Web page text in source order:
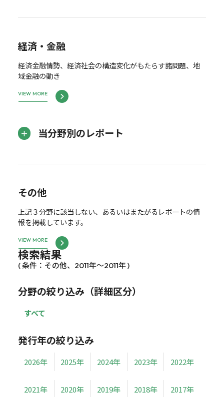
経済・金融
経済金融情勢、経済社会の構造変化がもたらす諸問題、地
域金融の動き
VIEW MORE
当分野別のレポート
その他
上記３分野に該当しない、あるいはまたがるレポートの情
報を掲載しています。
VIEW MORE
検索結果
( 条件：その他、2011年～2011年 )
分野の絞り込み（詳細区分）
すべて
発行年の絞り込み
2026年 2025年 2024年 2023年 2022年
2021年 2020年 2019年 2018年 2017年